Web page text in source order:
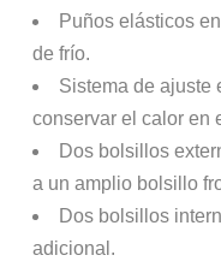
Puños elásticos
de frío.
Sistema de ajuste
conservar el calor en
Dos bolsillos
a un amplio bolsillo
Dos bolsillos
adicional.